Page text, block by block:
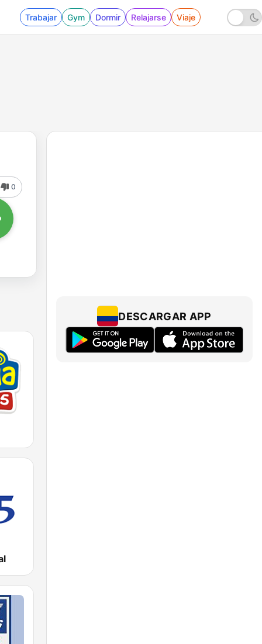
Trabajar Gym Dormir Relajarse Viaje
0
DESCARGAR APP